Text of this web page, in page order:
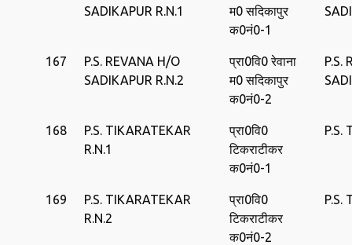
SADIKAPUR R.N.1
म0 सदिकापुर
क0नं0-1
167
P.S. REVANA H/O
SADIKAPUR R.N.2
प्रा0वि0 रेवाना
म0 सदिकापुर
क0नं0-2
P.S.
168
P.S. TIKARATEKAR
R.N.1
प्रा0वि0
टिकराटीकर
क0नं0-1
P.S.
169
P.S. TIKARATEKAR
R.N.2
प्रा0वि0
टिकराटीकर
क0नं0-2
P.S.